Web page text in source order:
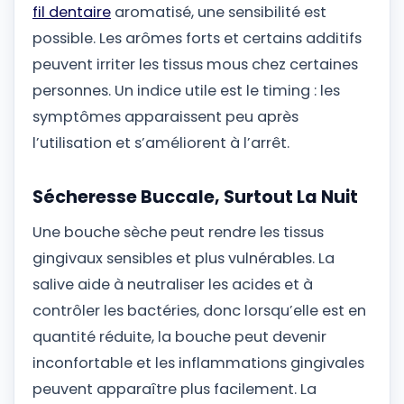
fil dentaire aromatisé, une sensibilité est
possible. Les arômes forts et certains additifs
peuvent irriter les tissus mous chez certaines
personnes. Un indice utile est le timing : les
symptômes apparaissent peu après
l’utilisation et s’améliorent à l’arrêt.
Sécheresse Buccale, Surtout La Nuit
Une bouche sèche peut rendre les tissus
gingivaux sensibles et plus vulnérables. La
salive aide à neutraliser les acides et à
contrôler les bactéries, donc lorsqu’elle est en
quantité réduite, la bouche peut devenir
inconfortable et les inflammations gingivales
peuvent apparaître plus facilement. La